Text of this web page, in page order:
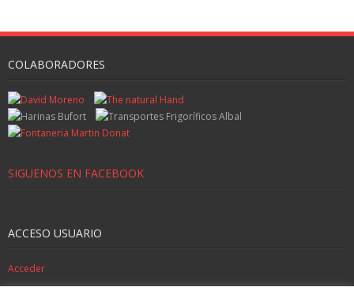
COLABORADORES
SIGUENOS EN FACEBOOK
ACCESO USUARIO
Acceder